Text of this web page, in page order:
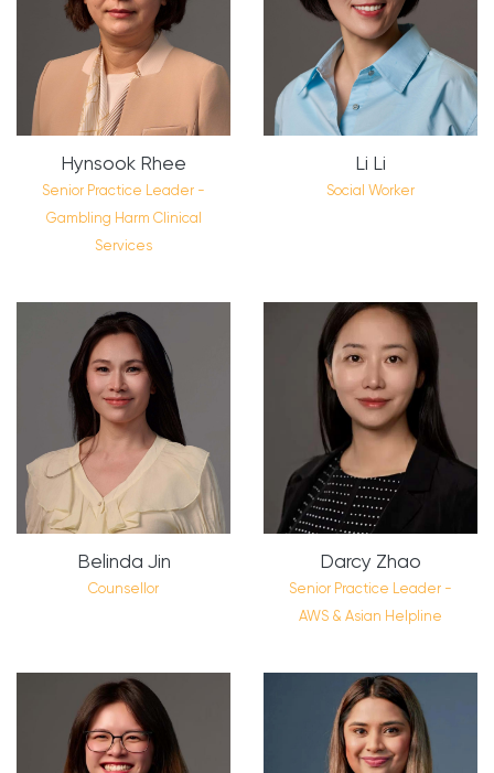
Hynsook Rhee
Senior Practice Leader -
Gambling Harm Clinical
Services
Li Li
Social Worker
Belinda Jin
Counsellor
Darcy Zhao
Senior Practice Leader -
AWS & Asian Helpline